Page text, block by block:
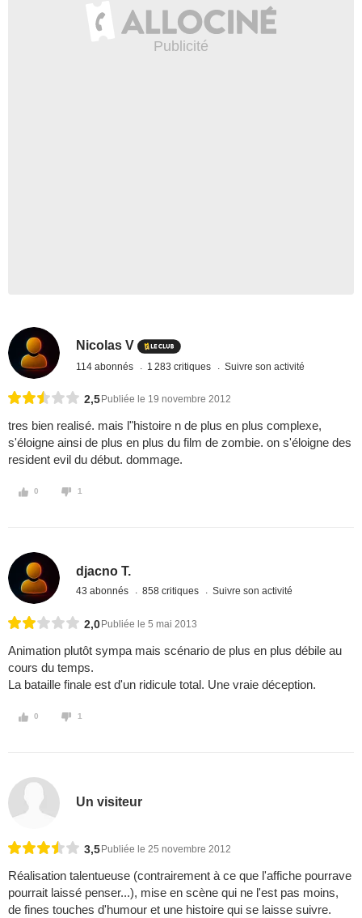
Nicolas V
114 abonnés 1 283 critiques Suivre son activité
2,5 Publiée le 19 novembre 2012
tres bien realisé. mais l"histoire n de plus en plus complexe,
s'éloigne ainsi de plus en plus du film de zombie. on s'éloigne des
resident evil du début. dommage.
0 1
djacno T.
43 abonnés 858 critiques Suivre son activité
2,0 Publiée le 5 mai 2013
Animation plutôt sympa mais scénario de plus en plus débile au
cours du temps.
La bataille finale est d'un ridicule total. Une vraie déception.
0 1
Un visiteur
3,5 Publiée le 25 novembre 2012
Réalisation talentueuse (contrairement à ce que l'affiche pourrave
pourrait laissé penser...), mise en scène qui ne l'est pas moins,
de fines touches d'humour et une histoire qui se laisse suivre.